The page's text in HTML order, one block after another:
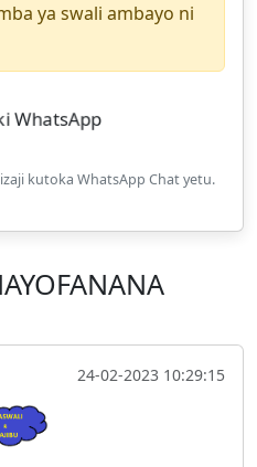
ya swali ambayo ni
WhatsApp
kutoka WhatsApp Chat yetu.
24-02-2023 10:29:15